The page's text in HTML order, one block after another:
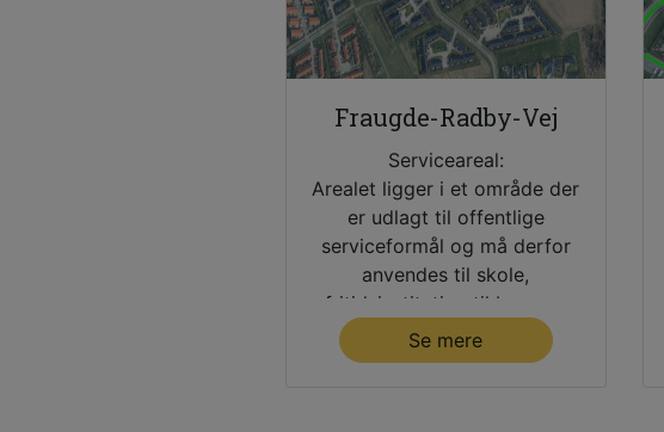
Fraugde-Radby-Vej
Serviceareal:
Arealet ligger i et område der
er udlagt til offentlige
serviceformål og må derfor
anvendes til skole,
fritidsinstitution til børn og
unge og bolig i forbindelse
hermed.
Se mere